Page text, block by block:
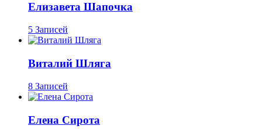
Елизавета Шапочка
5 Записей
Виталий Шляга
8 Записей
Елена Сирота